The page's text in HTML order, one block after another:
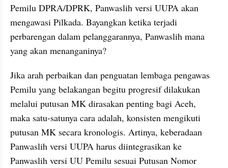
Pemilu DPRA/DPRK, Panwaslih versi UUPA akan
mengawasi Pilkada. Bayangkan ketika terjadi
perbarengan dalam pelanggarannya, Panwaslih mana
yang akan menanganinya?
Jika arah perbaikan dan penguatan lembaga pengawas
Pemilu yang belakangan begitu progresif dilakukan
melalui putusan MK dirasakan penting bagi Aceh,
maka satu-satunya cara adalah, konsisten mengikuti
putusan MK secara kronologis. Artinya, keberadaan
Panwaslih versi UUPA harus diintegrasikan ke
Panwaslih versi UU Pemilu sesuai Putusan Nomor